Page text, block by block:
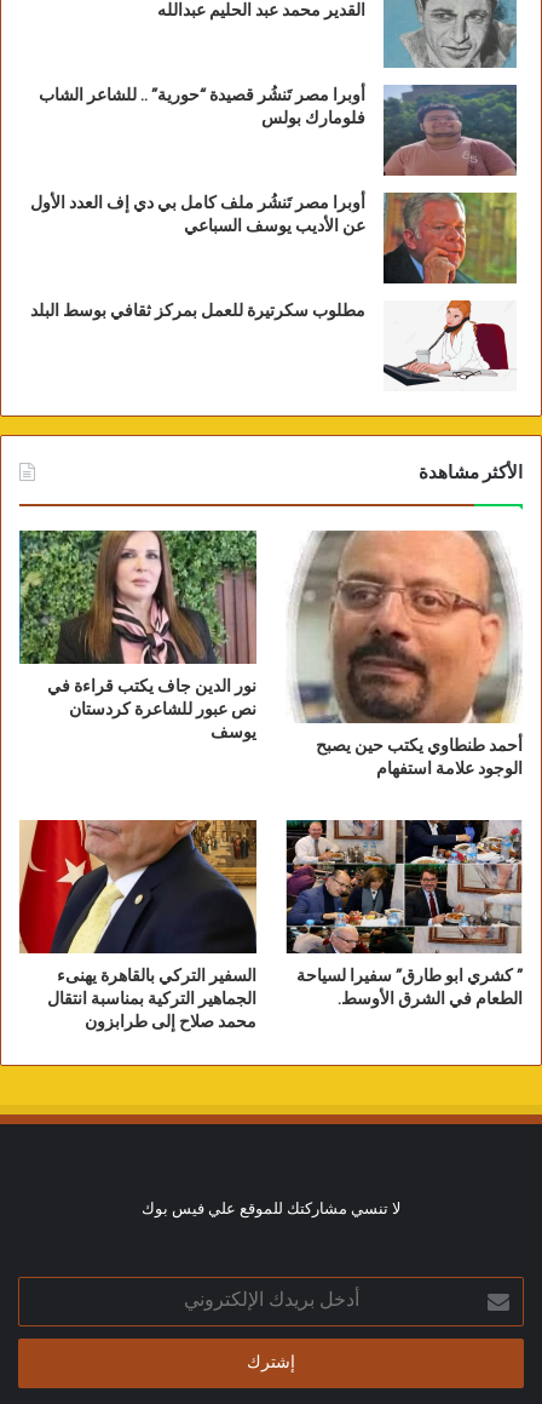
القدير محمد عبد الحليم عبدالله
أوبرا مصر تَنشُر قصيدة “حورية” .. للشاعر الشاب
فلومارك بولس
أوبرا مصر تَنشُر ملف كامل بي دي إف العدد الأول
عن الأديب يوسف السباعي
مطلوب سكرتيرة للعمل بمركز ثقافي بوسط البلد
الأكثر مشاهدة
أحمد طنطاوي يكتب حين يصبح
الوجود علامة استفهام
نور الدين جاف يكتب قراءة في
نص عبور للشاعرة كردستان
يوسف
” كشري ابو طارق” سفيرا لسياحة
الطعام في الشرق الأوسط.
السفير التركي بالقاهرة يهنىء
الجماهير التركية بمناسبة انتقال
محمد صلاح إلى طرابزون
لا تنسي مشاركتك للموقع علي فيس بوك
أدخل
بريدك
الإلكتروني